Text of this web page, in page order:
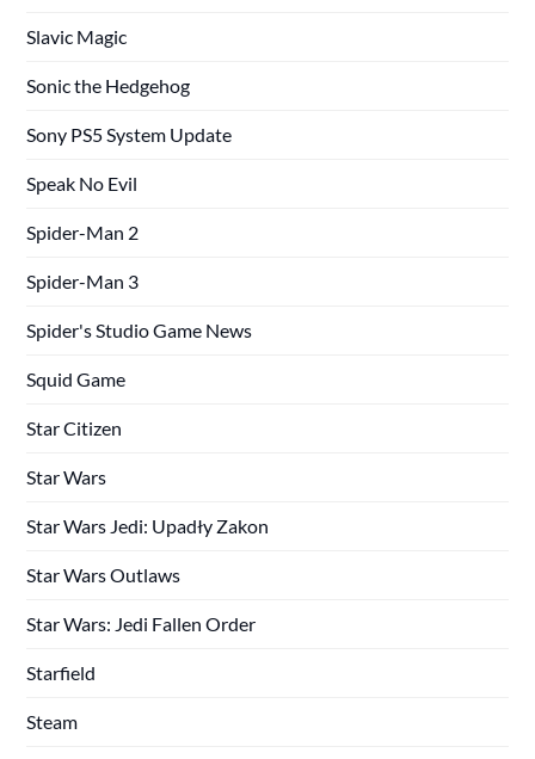
Slavic Magic
Sonic the Hedgehog
Sony PS5 System Update
Speak No Evil
Spider-Man 2
Spider-Man 3
Spider's Studio Game News
Squid Game
Star Citizen
Star Wars
Star Wars Jedi: Upadły Zakon
Star Wars Outlaws
Star Wars: Jedi Fallen Order
Starfield
Steam